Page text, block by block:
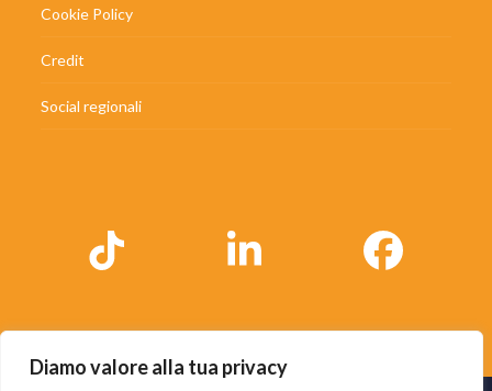
Diamo valore alla tua privacy
Cookie Policy
Credit
Social regionali
Tiktok LinkedIn